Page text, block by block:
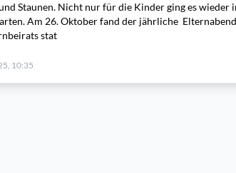
Staunen. Nicht nur für die Kinder ging es wieder
Am 26. Oktober fand der jährliche
stat
10:35